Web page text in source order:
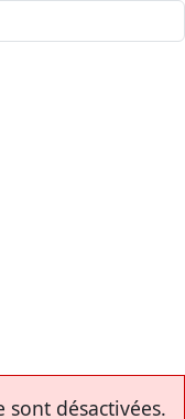
désactivées.